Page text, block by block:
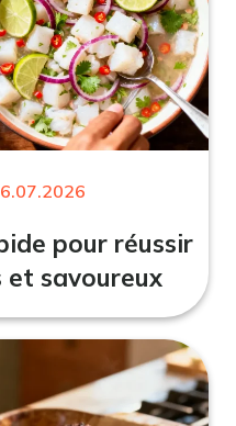
pour réussir
et savoureux